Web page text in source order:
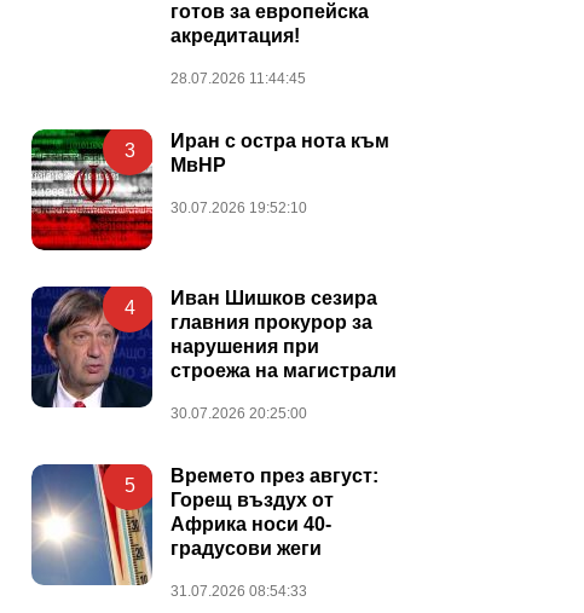
готов за европейска
акредитация!
28.07.2026 11:44:45
3
Иран с остра нота към
МвНР
30.07.2026 19:52:10
4
Иван Шишков сезира
главния прокурор за
нарушения при
строежа на магистрали
30.07.2026 20:25:00
5
Времето през август:
Горещ въздух от
Африка носи 40-
градусови жеги
31.07.2026 08:54:33